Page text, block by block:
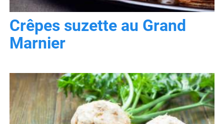
Crêpes suzette au Grand
Marnier